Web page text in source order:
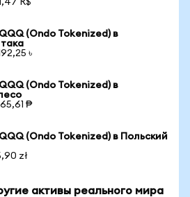
R$
(Ondo Tokenized) в
৳
(Ondo Tokenized) в
₱
(Ondo Tokenized) в Польский
zł
активы реального мира